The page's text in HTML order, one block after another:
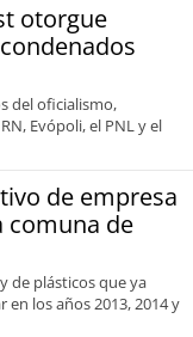
otorgue
del oficialismo,
Evópoli, el PNL y el
de empresa
comuna de
de plásticos que ya
los años 2013, 2014 y